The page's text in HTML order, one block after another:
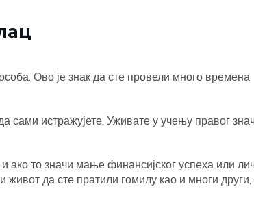
Ово је знак да сте провели много времена
сами истражујете. Уживате у учењу правог
то значи мање финансијског успеха или
да сте пратили гомилу као и многи други,